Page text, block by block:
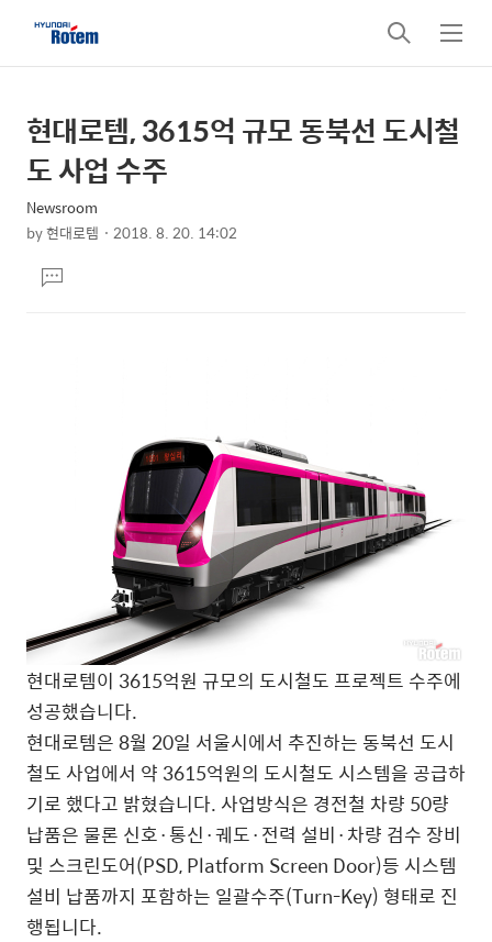
검
색
메
뉴
상
세
컨
텐
본
문
제
목
현대로템, 3615억 규모 동북선 도시철
도 사업 수주
Newsroom
by현대로템 2018. 8. 20. 14:02
문댓
글
현대로템이 3615억원 규모의 도시철도 프로젝트 수주에
성공했습니다.
현대로템은 8월 20일 서울시에서 추진하는 동북선 도시
철도 사업에서 약 3615억원의 도시철도 시스템을 공급하
기로 했다고 밝혔습니다. 사업방식은 경전철 차량 50량
납품은 물론 신호·통신·궤도·전력 설비·차량 검수 장비
및 스크린도어(PSD, Platform Screen Door)등 시스템
설비 납품까지 포함하는 일괄수주(Turn-Key) 형태로 진
행됩니다.